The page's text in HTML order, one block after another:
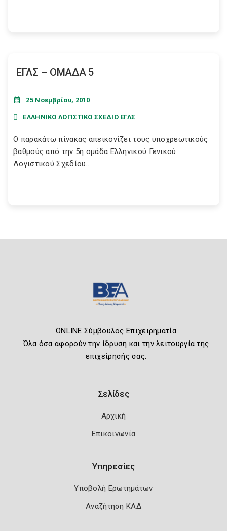
ΕΓΛΣ – ΟΜΑΔΑ 5
25 Νοεμβρίου, 2010
ΕΛΛΗΝΙΚΟ ΛΟΓΙΣΤΙΚΟ ΣΧΕΔΙΟ ΕΓΛΣ
Ο παρακάτω πίνακας απεικονίζει τους υποχρεωτικούς
βαθμούς από την 5η ομάδα Ελληνικού Γενικού
Λογιστικού Σχεδίου...
ONLINE Σύμβουλος Επιχειρηματία
Όλα όσα αφορούν την ίδρυση και την λειτουργία της
επιχείρησής σας.
Σελίδες
Αρχική
Επικοινωνία
Υπηρεσίες
Υποβολή Ερωτημάτων
Αναζήτηση ΚΑΔ